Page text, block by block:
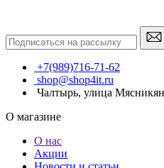
+7(989)716-71-62
shop@shop4it.ru
Чалтырь, улица
О магазине
О нас
Акции